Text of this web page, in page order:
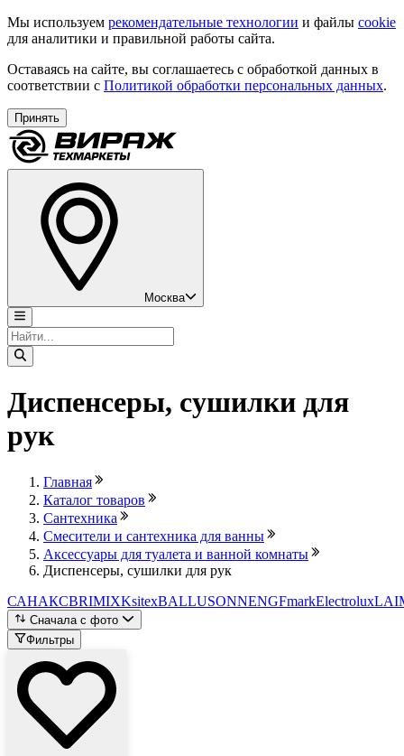
Мы используем рекомендательные технологии и файлы cookie
для аналитики и правильной работы сайта.
Оставаясь на сайте, вы соглашаетесь с обработкой данных в
соответствии с Политикой обработки персональных данных.
Принять
Москва
Диспенсеры, сушилки для
рук
Главная
Каталог товаров
Сантехника
Смесители и сантехника для ванны
Аксессуары для туалета и ванной комнаты
Диспенсеры, сушилки для рук
САНАКСBRIMIXKsitexBALLUSONNENGFmarkElectrolux
Сначала с фото
Фильтры